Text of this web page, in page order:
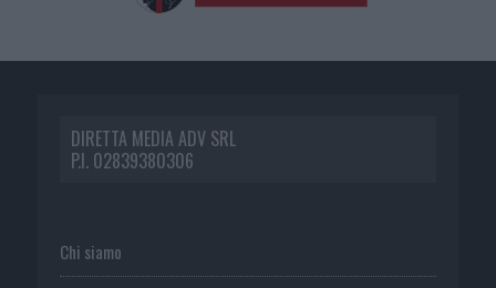
DIRETTA MEDIA ADV SRL
P.I. 02839380306
Chi siamo